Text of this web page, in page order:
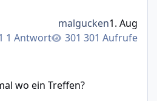
1 Antwort 301 Aufrufe
malgucken1. Aug
wo ein Treffen?